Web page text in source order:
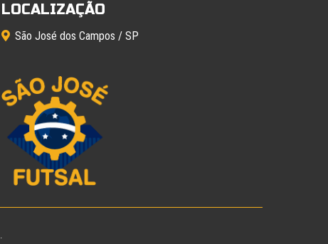
LOCALIZAÇÃO
São José dos Campos / SP